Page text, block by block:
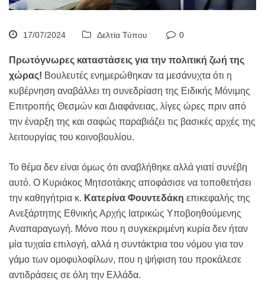
17/07/2024 Δελτία Τύπου 0
Πρωτόγνωρες καταστάσεις για την πολιτική ζωή της
χώρας! Βουλευτές ενημερώθηκαν τα μεσάνυχτα ότι η
κυβέρνηση αναβάλλει τη συνεδρίαση της Ειδικής Μόνιμης
Επιτροπής Θεσμών και Διαφάνειας, λίγες ώρες πριν από
την έναρξη της και σαφώς παραβιάζει τις βασικές αρχές της
λειτουργίας του κοινοβουλίου.
Το θέμα δεν είναι όμως ότι αναβλήθηκε αλλά γιατί συνέβη
αυτό. Ο Κυριάκος Μητσοτάκης αποφάσισε να τοποθετήσει
την καθηγήτρια κ. Κατερίνα Φουντεδάκη επικεφαλής της
Ανεξάρτητης Εθνικής Αρχής Ιατρικώς Υποβοηθούμενης
Αναπαραγωγή. Μόνο που η συγκεκριμένη κυρία δεν ήταν
μία τυχαία επιλογή, αλλά η συντάκτρια του νόμου για τον
γάμο των ομοφυλοφίλων, που η ψήφιση του προκάλεσε
αντιδράσεις σε όλη την Ελλάδα.